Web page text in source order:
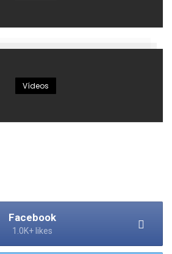
Vídeos
Facebook
1.0K+ likes